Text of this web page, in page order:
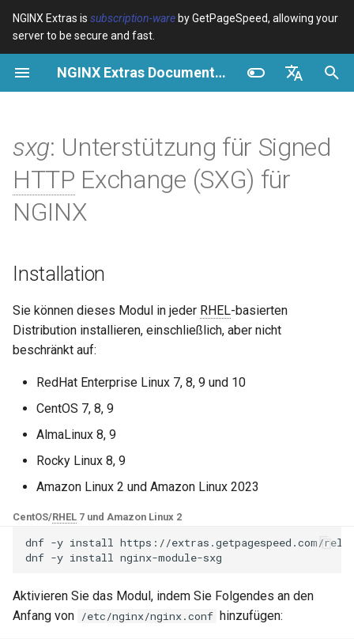
NGINX Extras is subscription-ware by GetPageSpeed, allowing your
server to be secure and fast.
NGINX Extras Documentation
Español
Português (Brasil)
Deutsch
S
u
w
d
i
n
e
r
Variables $bot_name
$bot_producer
$browser_version
$device_brand
$device_type
$is_console
Examples
Troubleshooting
Related
Directives geoip2
geoip2_proxy
Examples
Troubleshooting
Related
Konfiguration
Direktiven
sxg
sxg_certificate
sxg_cert_url
sxg_validity_url
sxg_max_payload
sxg_cert_path
sxg_expiry_seconds
Unterstützung für
acme
ada
auto-ssl
aws-auth
balancer
base-encoding
cache
checkups
consul-event
core
VPS/Dedicated - FastCGI
Cache
Leistung
Sicherheit
RHEL/CentOS wählen
NGINX-MOD - Verbesserte
NGINX mit HTTP/3, HPACK &
Gesundheitsprüfungen für
Tengine Webserver -
& Rocky Linux
NGINX-Module für das Plesk-
Control-Panel - RPM-Pakete
cPanel EA4 NGINX-Module -
Verwandle ea-nginx in eine
Leistungs- und
Sicherheitsmacht
NGINX HTTP/3 QUIC
Unterstützung - RPM-Pakete
für RHEL & CentOS
Installation auf RHEL, CentOS,
Rocky Linux & AlmaLinux
sxg: Unterstützung für Signed
HTTP Exchange (SXG) für
NGINX
Installation
Sie können dieses Modul in jeder RHEL-basierten
Distribution installieren, einschließlich, aber nicht
beschränkt auf:
RedHat Enterprise Linux 7, 8, 9 und 10
CentOS 7, 8, 9
AlmaLinux 8, 9
Rocky Linux 8, 9
Amazon Linux 2 und Amazon Linux 2023
CentOS/RHEL 7 und Amazon Linux 2
dnf -y install
https://extras.getpagespeed.com/
dnf -y install
Aktivieren Sie das Modul, indem Sie Folgendes an den
Anfang von /etc/nginx/nginx.conf hinzufügen: